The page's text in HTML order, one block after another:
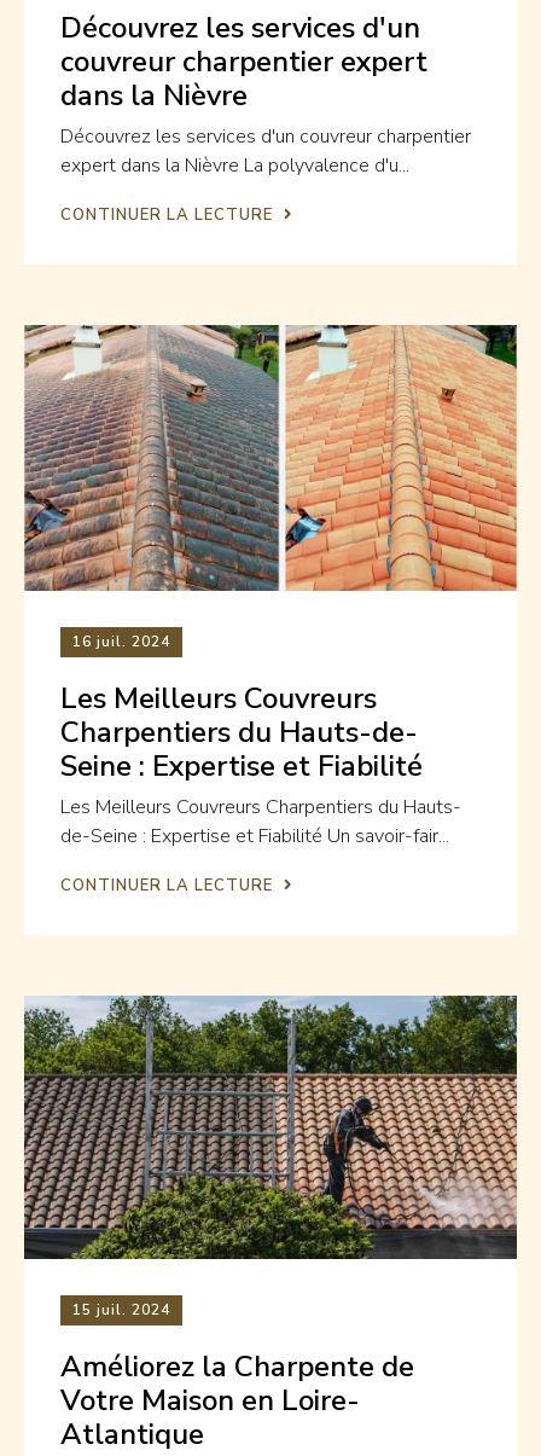
Découvrez les services d'un
couvreur charpentier expert
dans la Nièvre
Découvrez les services d'un couvreur charpentier
expert dans la Nièvre La polyvalence d'u...
CONTINUER LA LECTURE
16 juil. 2024
Les Meilleurs Couvreurs
Charpentiers du Hauts-de-
Seine : Expertise et Fiabilité
Les Meilleurs Couvreurs Charpentiers du Hauts-
de-Seine : Expertise et Fiabilité Un savoir-fair...
CONTINUER LA LECTURE
15 juil. 2024
Améliorez la Charpente de
Votre Maison en Loire-
Atlantique